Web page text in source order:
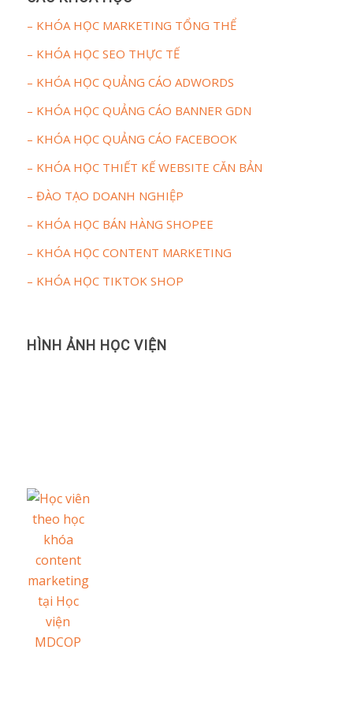
– KHÓA HỌC MARKETING TỔNG THỂ
– KHÓA HỌC SEO THỰC TẾ
– KHÓA HỌC QUẢNG CÁO ADWORDS
– KHÓA HỌC QUẢNG CÁO BANNER GDN
– KHÓA HỌC QUẢNG CÁO FACEBOOK
– KHÓA HỌC THIẾT KẾ WEBSITE CĂN BẢN
– ĐÀO TẠO DOANH NGHIỆP
– KHÓA HỌC BÁN HÀNG SHOPEE
– KHÓA HỌC CONTENT MARKETING
– KHÓA HỌC TIKTOK SHOP
HÌNH ẢNH HỌC VIỆN